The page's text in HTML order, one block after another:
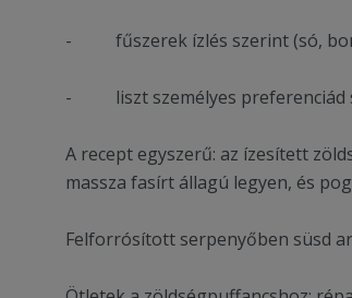
- fűszerek ízlés szerint (só,
- liszt személyes preferenciád
A recept egyszerű: az ízesített
massza fasírt állagú legyen, és
Felforrósított serpenyőben süsd